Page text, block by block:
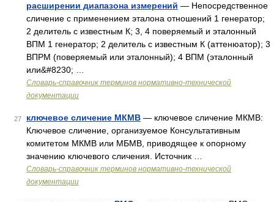
расширении диапазона измерений — Непосредственное
сличение с применением эталона отношений 1 генератор;
2 делитель с известным К; 3, 4 поверяемый и эталонный
ВПМ 1 генератор; 2 делитель с известным К (аттенюатор); 3
ВПРМ (поверяемый или эталонный); 4 ВПМ (эталонный
или&#8230; …
Словарь-справочник терминов нормативно-технической
документации
27 ключевое сличение МКМВ — ключевое сличение МКМВ:
Ключевое сличение, организуемое Консультативным
комитетом МКМВ или МБМВ, приводящее к опорному
значению ключевого сличения. Источник …
Словарь-справочник терминов нормативно-технической
документации